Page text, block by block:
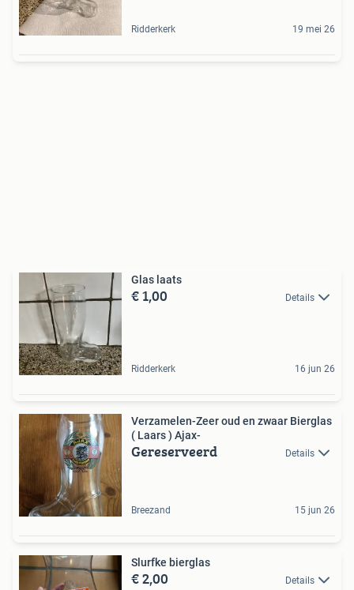
Ridderkerk 19 mei 26
Glas laats
€ 1,00 Details
Ridderkerk 16 jun 26
Verzamelen-Zeer oud en zwaar Bierglas
( Laars ) Ajax-
Gereserveerd Details
Breezand 15 jun 26
Slurfke bierglas
€ 2,00 Details